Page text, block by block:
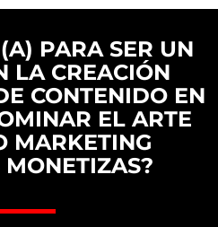
PARA SER UN
LA CREACIÓN
CONTENIDO EN
EL ARTE
MARKETING